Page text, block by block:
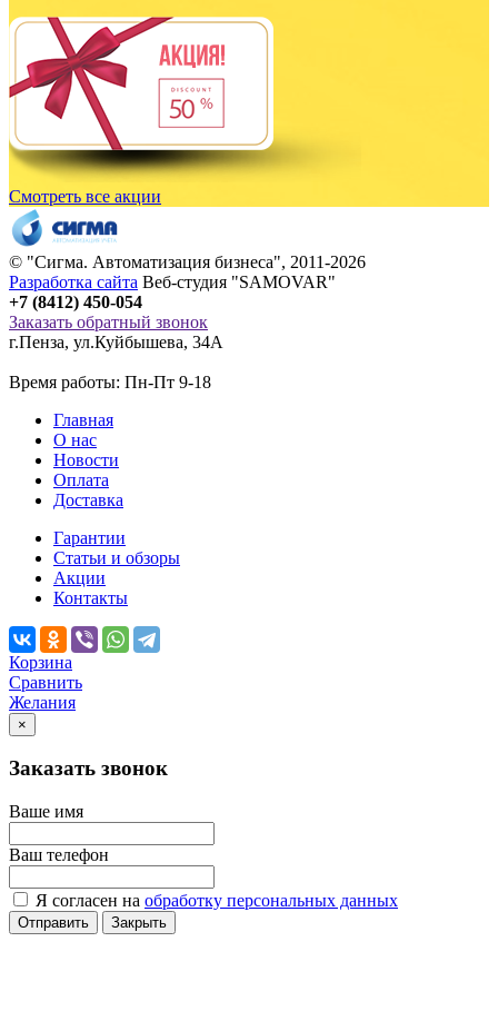
Смотреть все акции
© "Сигма. Автоматизация бизнеса", 2011-2026
Разработка сайта Веб-студия "SAMOVAR"
+7 (8412) 450-054
Заказать обратный звонок
г.Пенза, ул.Куйбышева, 34А
Время работы: Пн-Пт 9-18
Главная
О нас
Новости
Оплата
Доставка
Гарантии
Статьи и обзоры
Акции
Контакты
Корзина
Сравнить
Желания
×
Заказать звонок
Ваше имя
Ваш телефон
Я согласен на обработку персональных данных
Отправить Закрыть